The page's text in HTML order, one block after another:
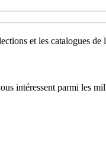
et les catalogues
intéressent parmi les